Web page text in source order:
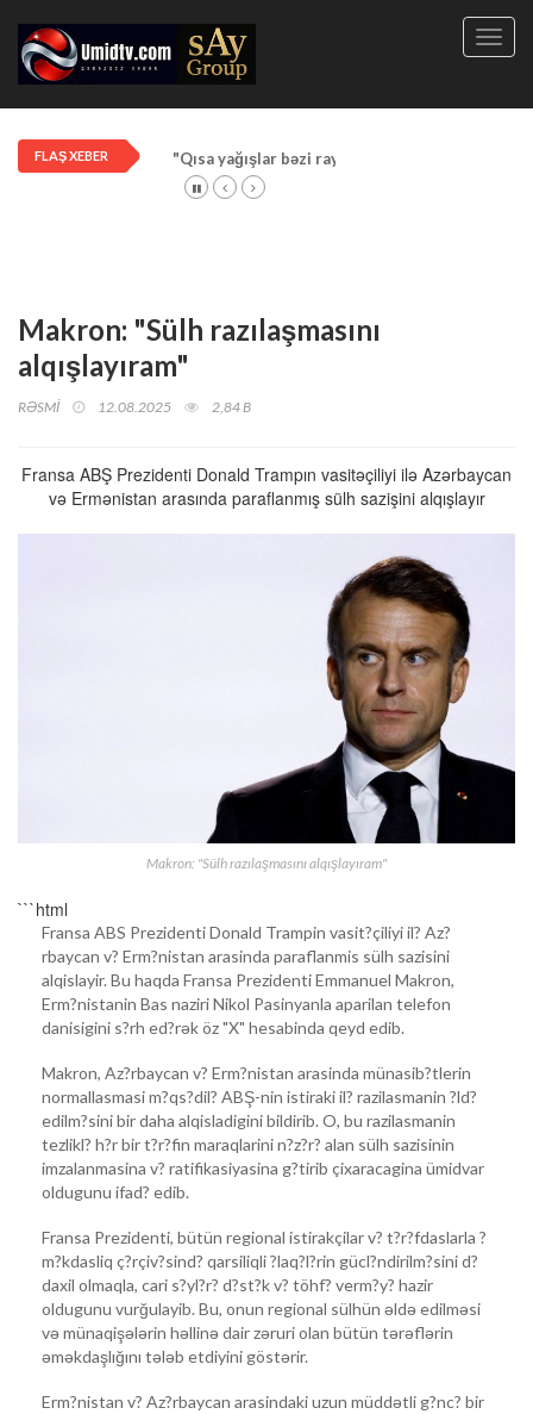
FLAŞ XEBER "Qısa yağışlar bəzi rayonlarda davam edir"
Makron: "Sülh razılaşmasını
alqışlayıram"
RƏSMİ 12.08.2025 2,84 B
Fransa ABŞ Prezidenti Donald Trampın vasitəçiliyi ilə Azərbaycan
və Ermənistan arasında paraflanmış sülh sazişini alqışlayır
Makron: "Sülh razılaşmasını alqışlayıram"
```html
Fransa ABS Prezidenti Donald Trampin vasit?çiliyi il? Az?
rbaycan v? Erm?nistan arasinda paraflanmis sülh sazisini
alqislayir. Bu haqda Fransa Prezidenti Emmanuel Makron,
Erm?nistanin Bas naziri Nikol Pasinyanla aparilan telefon
danisigini s?rh ed?rək öz "X" hesabinda qeyd edib.
Makron, Az?rbaycan v? Erm?nistan arasinda münasib?tlerin
normallasmasi m?qs?dil? ABŞ-nin istiraki il? razilasmanin ?ld?
edilm?sini bir daha alqisladigini bildirib. O, bu razilasmanin
tezlikl? h?r bir t?r?fin maraqlarini n?z?r? alan sülh sazisinin
imzalanmasina v? ratifikasiyasina g?tirib çixaracagina ümidvar
oldugunu ifad? edib.
Fransa Prezidenti, bütün regional istirakçilar v? t?r?fdaslarla ?
m?kdasliq ç?rçiv?sind? qarsiliqli ?laq?l?rin gücl?ndirilm?sini d?
daxil olmaqla, cari s?yl?r? d?st?k v? töhf? verm?y? hazir
oldugunu vurğulayib. Bu, onun regional sülhün əldə edilməsi
və münaqişələrin həllinə dair zəruri olan bütün tərəflərin
əməkdaşlığını tələb etdiyini göstərir.
Erm?nistan v? Az?rbaycan arasindaki uzun müddətli g?nc? bir